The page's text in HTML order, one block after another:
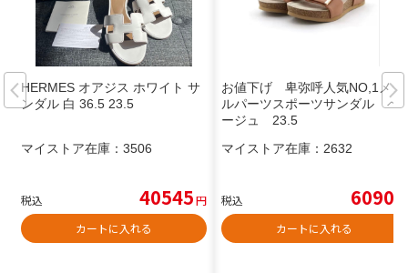
HERMES オアジス ホワイト サ
ンダル 白 36.5 23.5
マイストア在庫： 3506
税込 40545円
カートに入れる
お値下げ 卑弥呼人気NO,1メタ
ルパーツスポーツサンダル ベ
ージュ 23.5
マイストア在庫： 2632
税込 6090
カートに入れる